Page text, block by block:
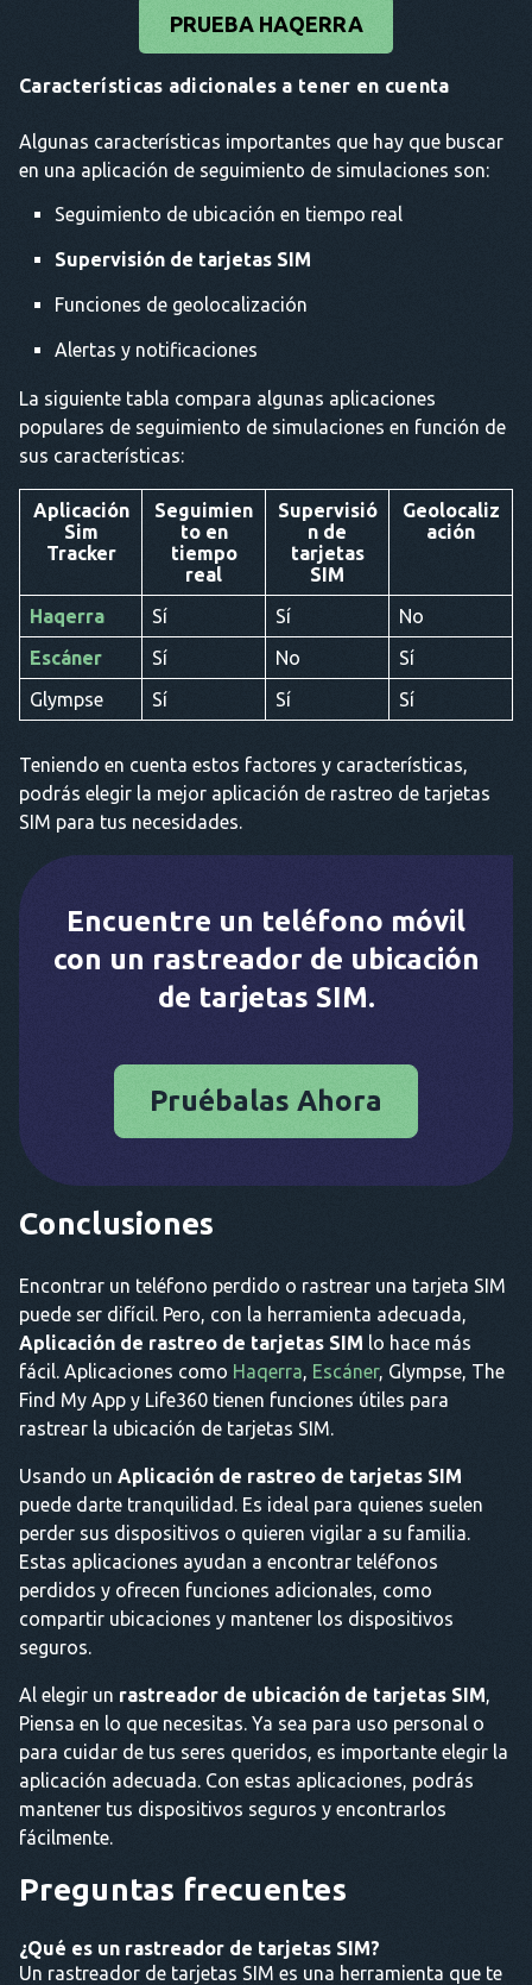
PRUEBA HAQERRA
Características adicionales a tener en cuenta
Algunas características importantes que hay que buscar
en una aplicación de seguimiento de simulaciones son:
Seguimiento de ubicación en tiempo real
Supervisión de tarjetas SIM
Funciones de geolocalización
Alertas y notificaciones
La siguiente tabla compara algunas aplicaciones
populares de seguimiento de simulaciones en función de
sus características:
Aplicación
Sim
Tracker
Seguimien
to en
tiempo
real
Supervisió
n de
tarjetas
SIM
Geolocaliz
ación
Haqerra Sí Sí
No
Escáner
Sí No
Sí
Glympse
Sí Sí Sí
Teniendo en cuenta estos factores y características,
podrás elegir la mejor aplicación de rastreo de tarjetas
SIM para tus necesidades.
Encuentre un teléfono móvil
con un rastreador de ubicación
de tarjetas SIM.
Pruébalas Ahora
Conclusiones
Encontrar un teléfono perdido o rastrear una tarjeta SIM
puede ser difícil. Pero, con la herramienta adecuada,
Aplicación de rastreo de tarjetas SIM lo hace más
fácil. Aplicaciones como Haqerra, Escáner, Glympse, The
Find My App y Life360 tienen funciones útiles para
rastrear la ubicación de tarjetas SIM.
Usando un Aplicación de rastreo de tarjetas SIM
puede darte tranquilidad. Es ideal para quienes suelen
perder sus dispositivos o quieren vigilar a su familia.
Estas aplicaciones ayudan a encontrar teléfonos
perdidos y ofrecen funciones adicionales, como
compartir ubicaciones y mantener los dispositivos
seguros.
Al elegir un rastreador de ubicación de tarjetas SIM,
Piensa en lo que necesitas. Ya sea para uso personal o
para cuidar de tus seres queridos, es importante elegir la
aplicación adecuada. Con estas aplicaciones, podrás
mantener tus dispositivos seguros y encontrarlos
fácilmente.
Preguntas frecuentes
¿Qué es un rastreador de tarjetas SIM?
Un rastreador de tarjetas SIM es una herramienta que te